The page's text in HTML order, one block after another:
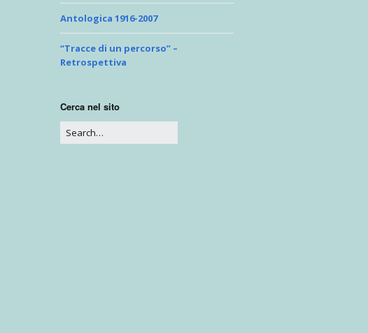
Antologica 1916-2007
“Tracce di un percorso” –
Retrospettiva
Cerca nel sito